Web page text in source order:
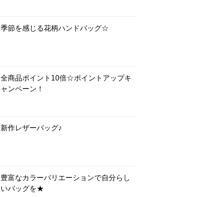
季節を感じる花柄ハンドバッグ☆
全商品ポイント10倍☆ポイントアップキ
ャンペーン！
新作レザーバッグ♪
豊富なカラーバリエーションで自分らし
いバッグを★